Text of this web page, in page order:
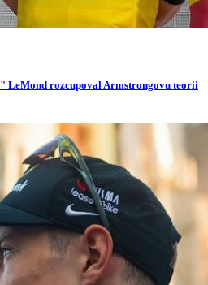
LeMond rozcupoval Armstrongovu teorii